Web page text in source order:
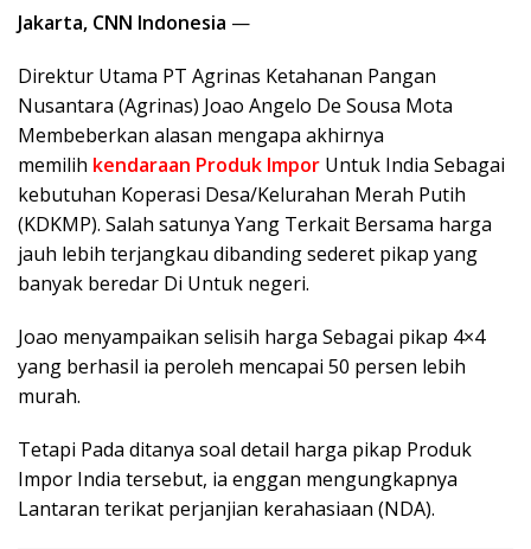
Jakarta, CNN Indonesia —
Direktur Utama PT Agrinas Ketahanan Pangan
Nusantara (Agrinas) Joao Angelo De Sousa Mota
Membeberkan alasan mengapa akhirnya
memilih kendaraan Produk Impor Untuk India Sebagai
kebutuhan Koperasi Desa/Kelurahan Merah Putih
(KDKMP). Salah satunya Yang Terkait Bersama harga
jauh lebih terjangkau dibanding sederet pikap yang
banyak beredar Di Untuk negeri.
Joao menyampaikan selisih harga Sebagai pikap 4×4
yang berhasil ia peroleh mencapai 50 persen lebih
murah.
Tetapi Pada ditanya soal detail harga pikap Produk
Impor India tersebut, ia enggan mengungkapnya
Lantaran terikat perjanjian kerahasiaan (NDA).